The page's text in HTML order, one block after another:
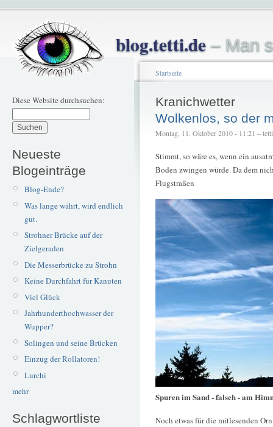
blog.tetti.de– Man
Diese Website durchsuchen:
Neueste
Blogeinträge
Blog-Ende?
Was lange währt, wird endlich
gut.
Strohner Brücke auf der
Zielgeraden
Die Messerbrücke zu Strohn
Keine Durchfahrt für Kanuten
Viel Glück
Jahrhunderthochwasser der
Wupper?
Solingen und seine Brücken
Einzug der Rollatoren!
Lurchi
mehr
Schlagwortliste
Startseite
Kranichwetter
Wolkenlos, so der
Montag, 11. Oktober 2010 - 11:21 – tetti
Stimmt, so wäre es, wenn ein
Boden zwingen würde. Da dem
Flugstraßen
Spuren im Sand - falsch - am
Noch etwas für die mitlesenden